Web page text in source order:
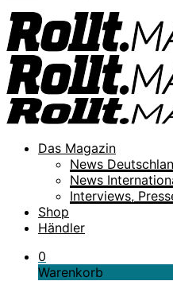
Das Magazin
News
News
Interviews,
Shop
Händler
0
Warenkorb